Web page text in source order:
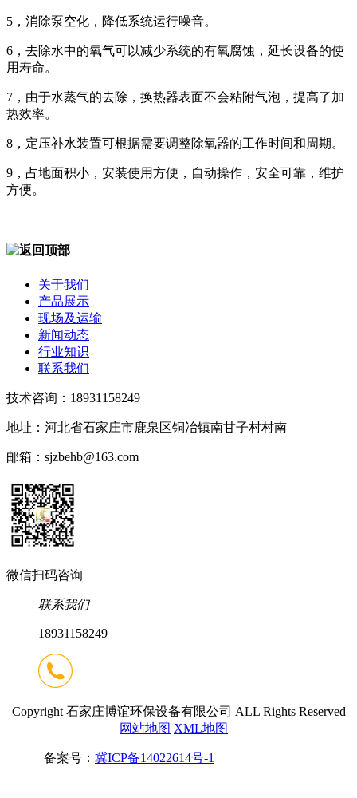
5，消除泵空化，降低系统运行噪音。
6，去除水中的氧气可以减少系统的有氧腐蚀，延长设备的使
用寿命。
7，由于水蒸气的去除，换热器表面不会粘附气泡，提高了加
热效率。
8，定压补水装置可根据需要调整除氧器的工作时间和周期。
9，占地面积小，安装使用方便，自动操作，安全可靠，维护
方便。
关于我们
产品展示
现场及运输
新闻动态
行业知识
联系我们
技术咨询：18931158249
地址：河北省石家庄市鹿泉区铜冶镇南甘子村村南
邮箱：sjzbehb@163.com
微信扫码咨询
联系我们
18931158249
Copyright 石家庄博谊环保设备有限公司 ALL Rights Reserved
网站地图 XML地图
备案号： 冀ICP备14022614号-1